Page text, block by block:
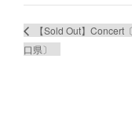
【Sold Out】Concert
口県〕